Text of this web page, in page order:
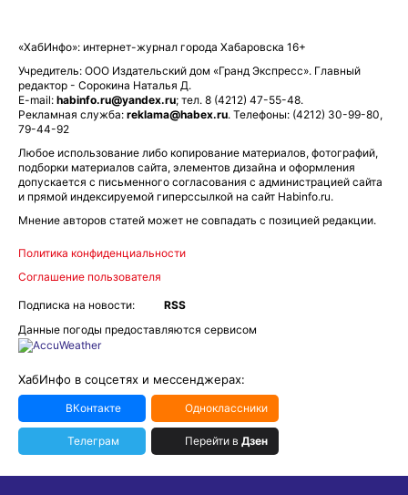
«ХабИнфо»: интернет-журнал города Хабаровска 16+
Учредитель: ООО Издательский дом «Гранд Экспресс». Главный
редактор - Сорокина Наталья Д.
E-mail: habinfo.ru@yandex.ru; тел. 8 (4212) 47-55-48.
Рекламная служба: reklama@habex.ru. Телефоны: (4212) 30-99-80,
79-44-92
Любое использование либо копирование материалов, фотографий,
подборки материалов сайта, элементов дизайна и оформления
допускается с письменного согласования с администрацией сайта
и прямой индексируемой гиперссылкой на сайт Habinfo.ru.
Мнение авторов статей может не совпадать с позицией редакции.
Политика конфиденциальности
Соглашение пользователя
Подписка на новости:
RSS
Данные погоды предоставляются сервисом
ХабИнфо в соцсетях и мессенджерах:
ВКонтакте Одноклассники
Телеграм Перейти в Дзен